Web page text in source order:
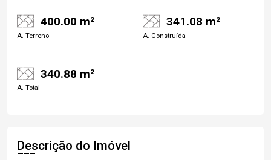
400.00 m²
A. Terreno
341.08 m²
A. Construída
340.88 m²
A. Total
Descrição do Imóvel